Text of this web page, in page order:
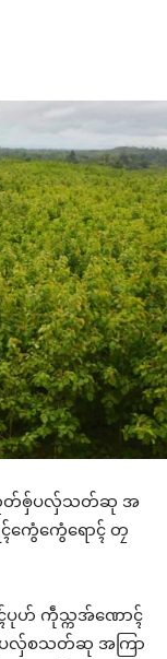
တ်ၜှ်ပလှ်သတ်ဆု အ
ေံကွေံရောၚ် တၠ
ပုဟ် ကဵုသ္ကအ်ဏောၚ်
ပလှ်စသတ်ဆု အကြာ